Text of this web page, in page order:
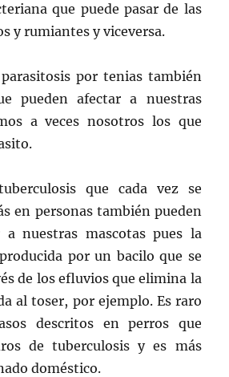
que puede pasar de las
y rumiantes y viceversa.
por tenias también
pueden afectar a nuestras
a veces nosotros los que
que cada vez se
en personas también pueden
nuestras mascotas pues la
por un bacilo que se
de los efluvios que elimina la
al toser, por ejemplo. Es raro
descritos en perros que
de tuberculosis y es más
doméstico.